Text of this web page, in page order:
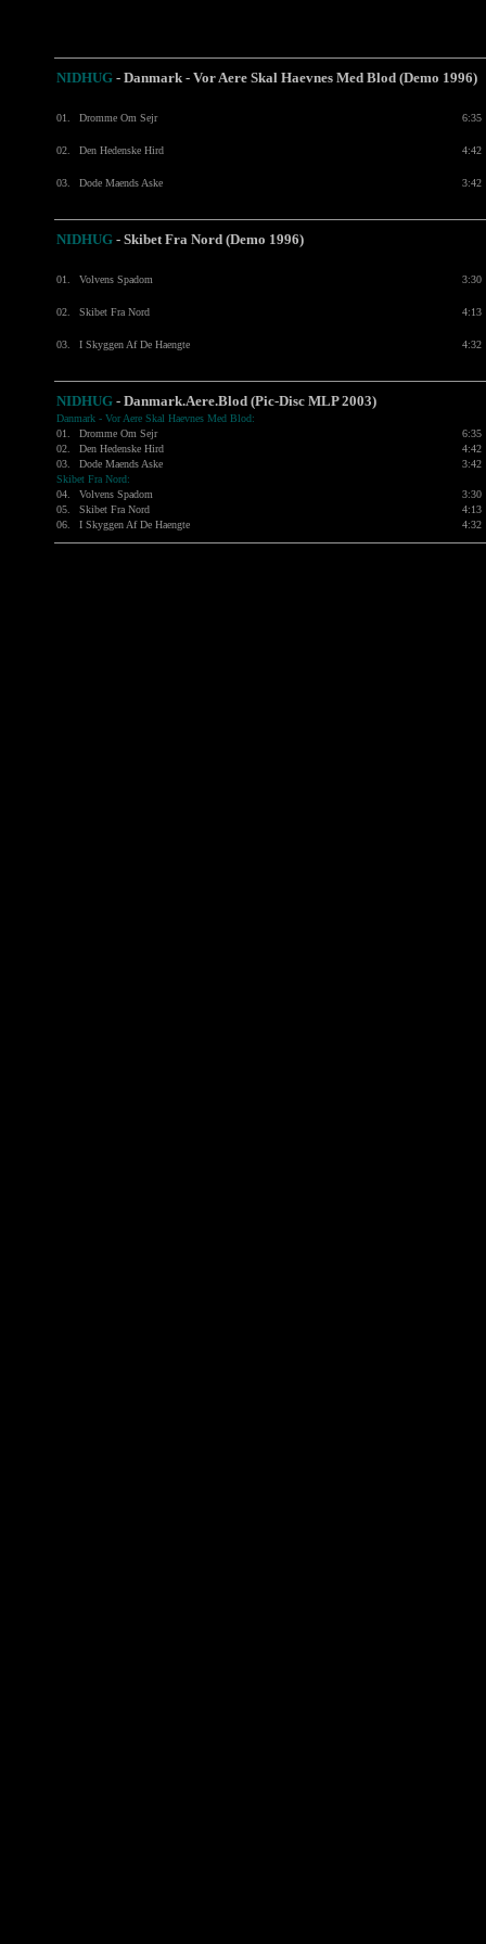
NIDHUG - Danmark - Vor Aere Skal Haevnes Med Blod (Demo 1996)
01. Dromme Om Sejr 6:35
02. Den Hedenske Hird 4:42
03. Dode Maends Aske 3:42
NIDHUG - Skibet Fra Nord (Demo 1996)
01. Volvens Spadom 3:30
02. Skibet Fra Nord 4:13
03. I Skyggen Af De Haengte 4:32
NIDHUG - Danmark.Aere.Blod (Pic-Disc MLP 2003)
Danmark - Vor Aere Skal Haevnes Med Blod:
01.
Dromme Om Sejr
6:35
02.
Den Hedenske Hird
4:42
03.
Dode Maends Aske
3:42
Skibet Fra Nord:
04.
Volvens Spadom
3:30
05.
Skibet Fra Nord
4:13
06.
I Skyggen Af De Haengte 4:32